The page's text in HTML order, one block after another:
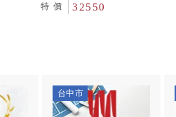
M3晶片 8GB/
特價 32550
台中市